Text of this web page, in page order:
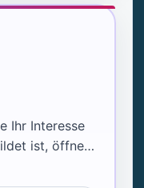
Ihr Interesse
ist, öffnen